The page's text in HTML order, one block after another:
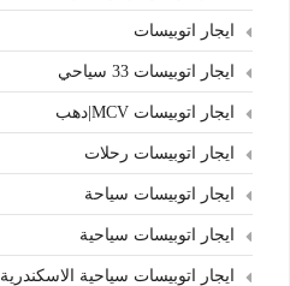
ايجار اتوبيسات
ايجار اتوبيسات 33 سياحي
ايجار اتوبيسات MCV|دهب
ايجار اتوبيسات رحلات
ايجار اتوبيسات سياحة
ايجار اتوبيسات سياحية
ايجار اتوبيسات سياحية الاسكندرية